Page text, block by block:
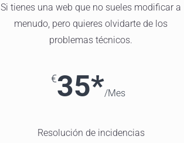
Si tienes una web que no sueles modificar a
menudo, pero quieres olvidarte de los
problemas técnicos.
€35*/Mes
Resolución de incidencias